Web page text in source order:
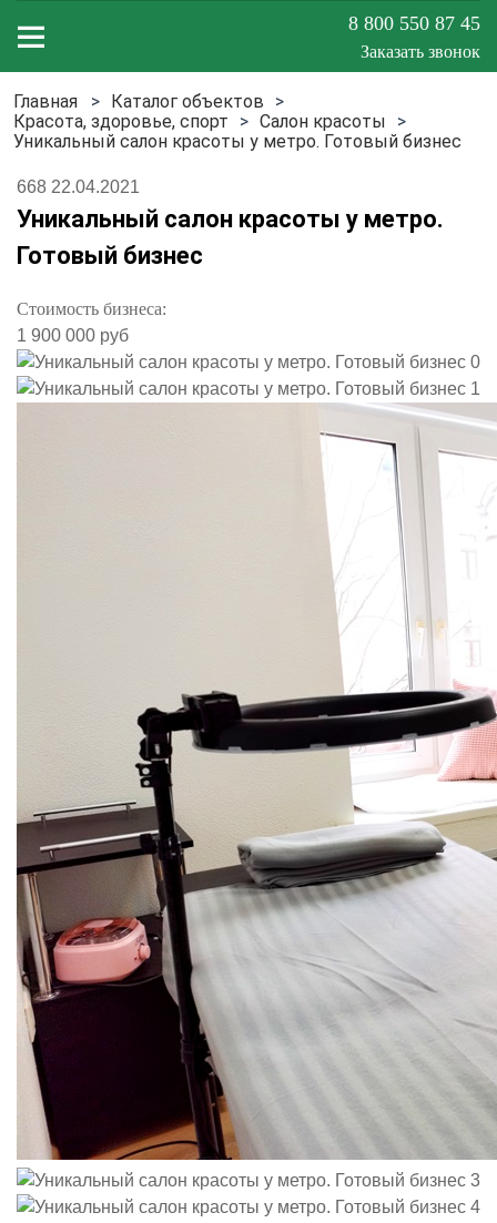
Меню
сайта
8 800 550 87 45
Заказать звонок
Каталог объектов
Красота, здоровье, спорт
Салон красоты
Уникальный салон красоты у метро. Готовый бизнес
668 22.04.2021
Уникальный салон красоты у метро.
Готовый бизнес
Стоимость бизнеса:
1 900 000 руб